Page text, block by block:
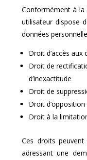
Conformément à la
utilisateur dispose
données
Droit d’accès aux
Droit de
d’inexactitude
Droit de
Droit
Droit à la
Ces droits
adressant une